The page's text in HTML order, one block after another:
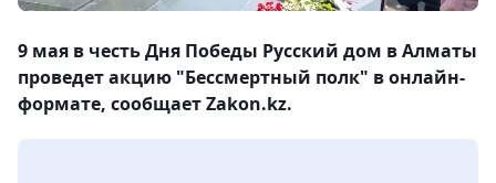
9 мая в честь Дня Победы Русский дом в Алматы
проведет акцию "Бессмертный полк" в онлайн-
формате, сообщает Zakon.kz.